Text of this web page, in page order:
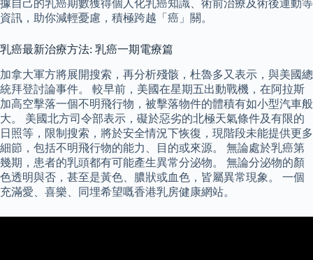
據自己的乳癌期數獲得個人化乳癌知識、術前治療及術後運動等
資訊，助你減輕憂慮，積極跨越「癌」關。
乳癌最新治療方法: 乳癌一期電療篇
加拿大軍方將展開搜索，再分析殘骸，杜魯多又表示，與美國總
統拜登討論事件。 較早前，美國在星期五出動戰機，在阿拉斯
加高空擊落一個不明飛行物，被擊落物件的體積有如小型汽車般
大。 美國北方司令部表示，礙於惡劣的北極天氣條件及有限的
日照等，限制搜索，將於安全情況下恢復，現階段未能提供更多
細節，包括不明飛行物的能力、目的或來源。 無論處於乳癌第
幾期，患者的乳頭都有可能產生異常分泌物。 無論分泌物的顏
色透明與否，甚至是黃色、膿狀或血色，皆屬異常現象。 一個
充滿愛、喜樂、同埋希望嘅香港乳房健康網站。